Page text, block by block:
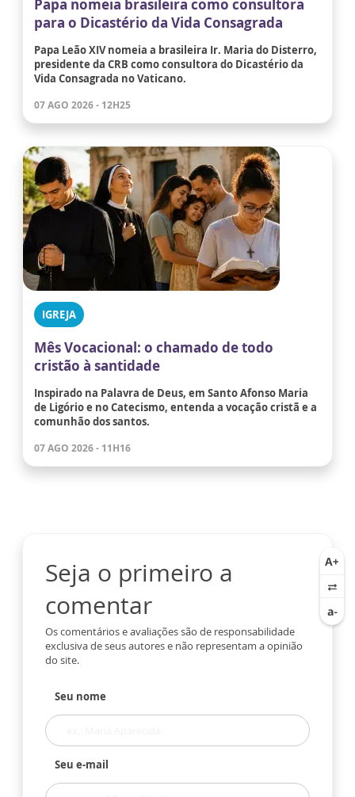
Papa nomeia brasileira como consultora
para o Dicastério da Vida Consagrada
Papa Leão XIV nomeia a brasileira Ir. Maria do Disterro,
presidente da CRB como consultora do Dicastério da
Vida Consagrada no Vaticano.
07 AGO 2026 - 12H25
IGREJA
Mês Vocacional: o chamado de todo
cristão à santidade
Inspirado na Palavra de Deus, em Santo Afonso Maria
de Ligório e no Catecismo, entenda a vocação cristã e a
comunhão dos santos.
07 AGO 2026 - 11H16
Seja o primeiro a
comentar
Os comentários e avaliações são de responsabilidade
exclusiva de seus autores e não representam a opinião
do site.
Seu nome
Seu e-mail